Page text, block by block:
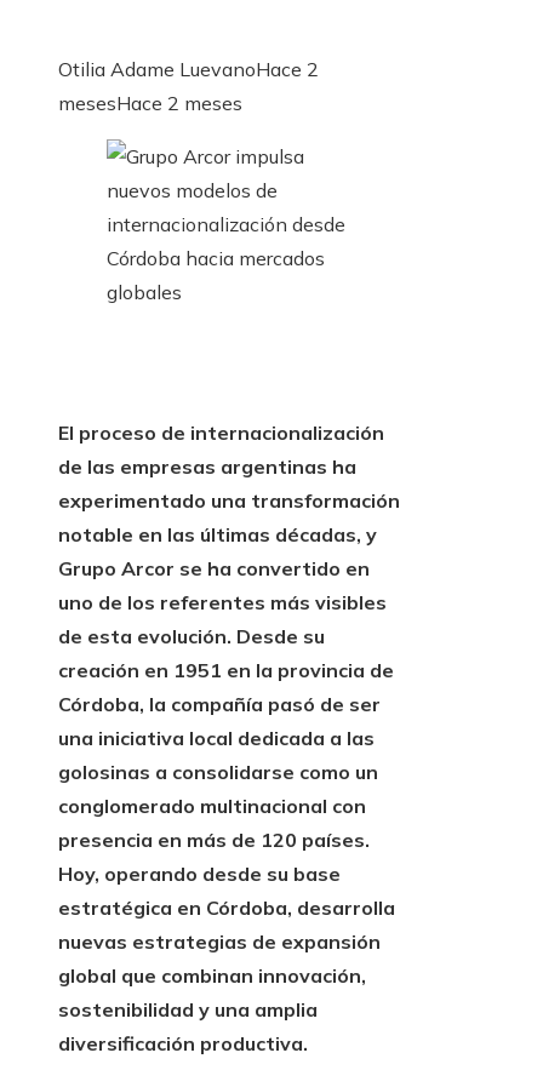
Otilia Adame LuevanoHace 2
mesesHace 2 meses
El proceso de internacionalización
de las empresas argentinas ha
experimentado una transformación
notable en las últimas décadas, y
Grupo Arcor se ha convertido en
uno de los referentes más visibles
de esta evolución. Desde su
creación en 1951 en la provincia de
Córdoba, la compañía pasó de ser
una iniciativa local dedicada a las
golosinas a consolidarse como un
conglomerado multinacional con
presencia en más de 120 países.
Hoy, operando desde su base
estratégica en Córdoba, desarrolla
nuevas estrategias de expansión
global que combinan innovación,
sostenibilidad y una amplia
diversificación productiva.